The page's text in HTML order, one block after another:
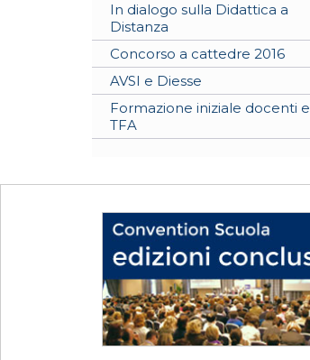
In dialogo sulla Didattica a
Distanza
Concorso a cattedre 2016
AVSI e Diesse
Formazione iniziale docenti e
TFA